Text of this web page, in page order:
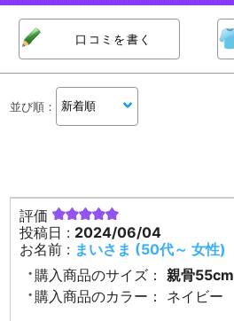
口コミを書く
並び順 ：
評価
投稿日 : 2024/06/04
お名前 : まいさま (50代～ 女性)
購入商品のサイズ：
親骨55cm
購入商品のカラー：
ネイビー